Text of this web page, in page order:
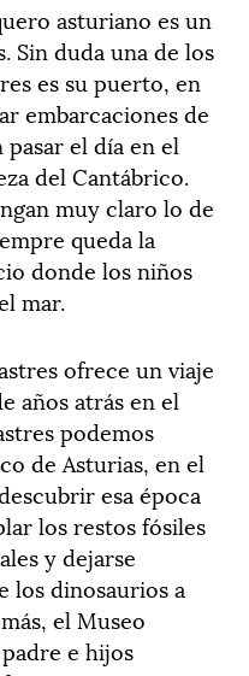
asturiano es un
Sin duda una de los
es su puerto, en
embarcaciones de
el día en el
del Cantábrico.
muy claro lo de
queda la
donde los niños
mar.
ofrece un viaje
años atrás en el
podemos
de Asturias, en el
esa época
los restos fósiles
y dejarse
los dinosaurios a
el Museo
e hijos